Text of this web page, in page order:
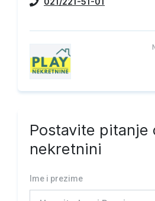
Postavite pitanje
nekretnini
Ime i prezime